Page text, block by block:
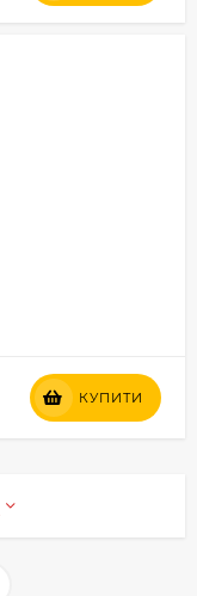
КУПИТИ